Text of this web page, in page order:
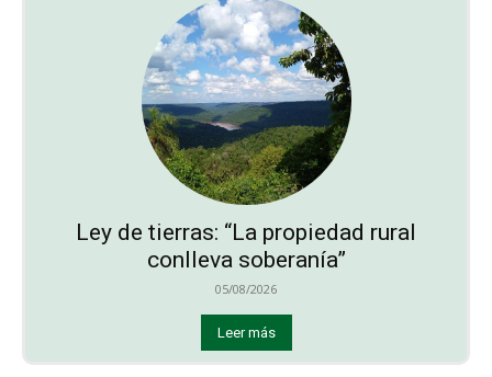
Ley de tierras: “La propiedad rural
conlleva soberanía”
05/08/2026
Leer más